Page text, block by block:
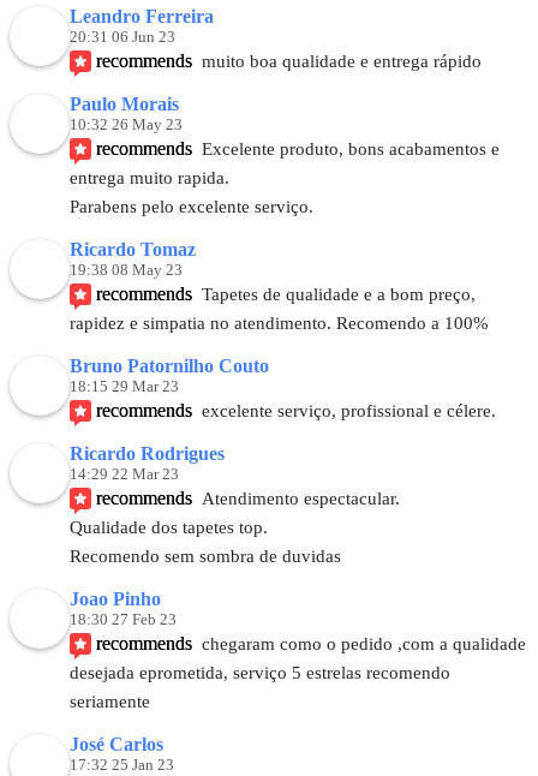
Leandro Ferreira
20:31 06 Jun 23
recommends muito boa qualidade e entrega rápido
Paulo Morais
10:32 26 May 23
recommends Excelente produto, bons acabamentos e
entrega muito rapida.
Parabens pelo excelente serviço.
Ricardo Tomaz
19:38 08 May 23
recommends Tapetes de qualidade e a bom preço,
rapidez e simpatia no atendimento. Recomendo a 100%
Bruno Patornilho Couto
18:15 29 Mar 23
recommends excelente serviço, profissional e célere.
Ricardo Rodrigues
14:29 22 Mar 23
recommends Atendimento espectacular.
Qualidade dos tapetes top.
Recomendo sem sombra de duvidas
Joao Pinho
18:30 27 Feb 23
recommends chegaram como o pedido ,com a qualidade
desejada eprometida, serviço 5 estrelas recomendo
seriamente
José Carlos
17:32 25 Jan 23